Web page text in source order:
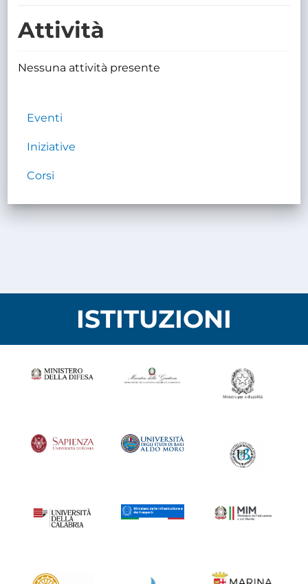
Attività
Nessuna attività presente
Eventi
Iniziative
Corsi
ISTITUZIONI